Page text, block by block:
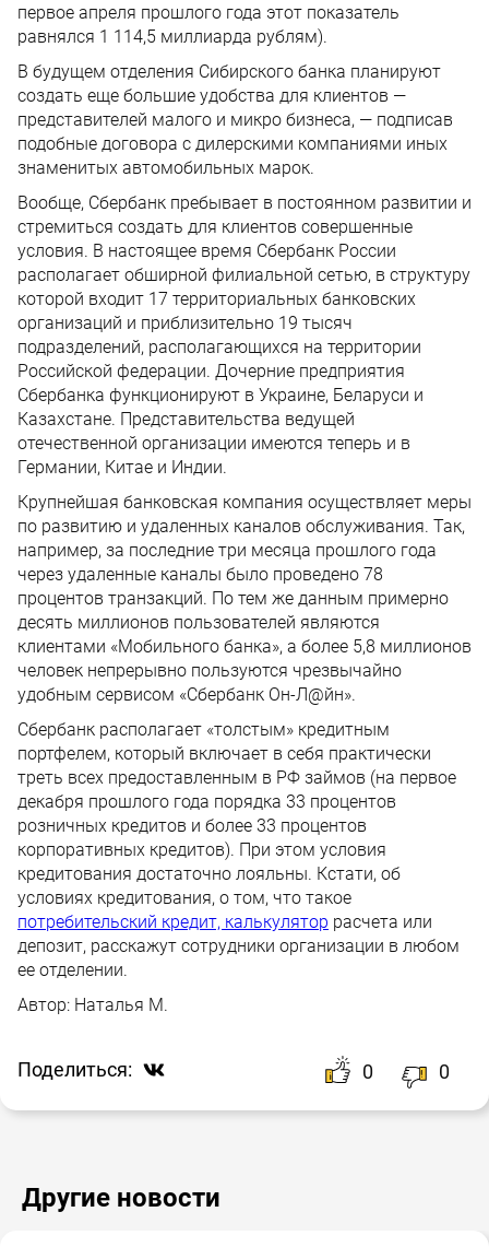
первое апреля прошлого года этот показатель
равнялся 1 114,5 миллиарда рублям).
В будущем отделения Сибирского банка планируют
создать еще большие удобства для клиентов —
представителей малого и микро бизнеса, — подписав
подобные договора с дилерскими компаниями иных
знаменитых автомобильных марок.
Вообще, Сбербанк пребывает в постоянном развитии и
стремиться создать для клиентов совершенные
условия. В настоящее время Сбербанк России
располагает обширной филиальной сетью, в структуру
которой входит 17 территориальных банковских
организаций и приблизительно 19 тысяч
подразделений, располагающихся на территории
Российской федерации. Дочерние предприятия
Сбербанка функционируют в Украине, Беларуси и
Казахстане. Представительства ведущей
отечественной организации имеются теперь и в
Германии, Китае и Индии.
Крупнейшая банковская компания осуществляет меры
по развитию и удаленных каналов обслуживания. Так,
например, за последние три месяца прошлого года
через удаленные каналы было проведено 78
процентов транзакций. По тем же данным примерно
десять миллионов пользователей являются
клиентами «Мобильного банка», а более 5,8 миллионов
человек непрерывно пользуются чрезвычайно
удобным сервисом «Сбербанк Он-Л@йн».
Сбербанк располагает «толстым» кредитным
портфелем, который включает в себя практически
треть всех предоставленным в РФ займов (на первое
декабря прошлого года порядка 33 процентов
розничных кредитов и более 33 процентов
корпоративных кредитов). При этом условия
кредитования достаточно лояльны. Кстати, об
условиях кредитования, о том, что такое
потребительский кредит, калькулятор расчета или
депозит, расскажут сотрудники организации в любом
ее отделении.
Автор: Наталья М.
Поделиться: 0 0
Другие новости